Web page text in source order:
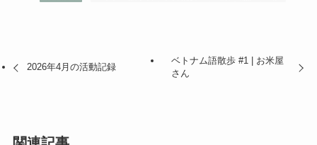
2026年4月の活動記録
ベトナム語散歩 #1 | お米屋
さん